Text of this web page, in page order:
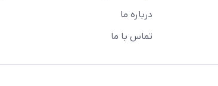
درباره ما
تماس با ما